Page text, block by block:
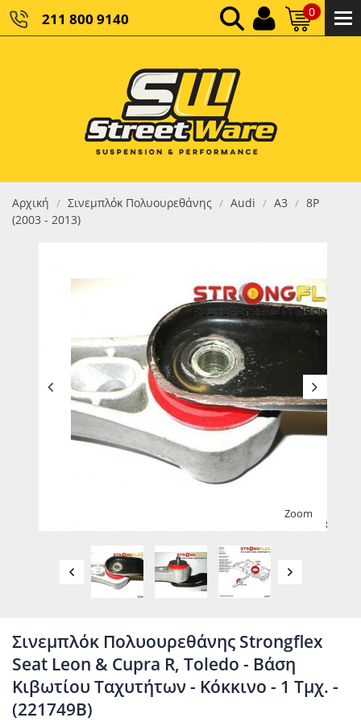
211 800 9140 0
ΚΑΘΑΡΌ ΣΎΝΟΛΟ:
ΤΕΛΙΚΌ ΣΎΝΟΛΟ:0,00 €
Αρχική / Σινεμπλόκ Πολυουρεθάνης / Audi / A3 / 8P
(2003 - 2013)
Zoom
Σινεμπλόκ Πολυουρεθάνης Strongflex
Seat Leon & Cupra R, Toledo - Βάση
Κιβωτίου Ταχυτήτων - Κόκκινο - 1 Τμχ. -
(221749B)